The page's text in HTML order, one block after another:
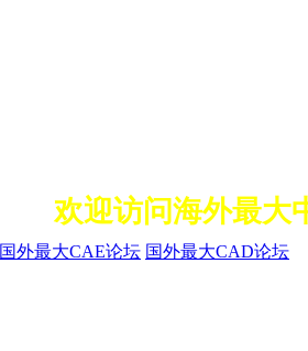
欢迎访问海外最大
国外最大CAE论坛 国外最大CAD论坛